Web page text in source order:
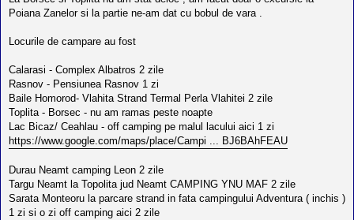
r
u
o
e
d
i
n
R
o
m
a
n
a
Poiana Zanelor si la partie ne-am dat cu bobul de vara .
Locurile de campare au fost
Calarasi - Complex Albatros 2 zile
Rasnov - Pensiunea Rasnov 1 zi
Baile Homorod- Vlahita Strand Termal Perla Vlahitei 2 zile
Toplita - Borsec - nu am ramas peste noapte
Lac Bicaz/ Ceahlau - off camping pe malul lacului aici 1 zi
https://www.google.com/maps/place/Campi ... BJ6BAhFEAU
Durau Neamt camping Leon 2 zile
Targu Neamt la Topolita jud Neamt CAMPING YNU MAF 2 zile
Sarata Monteoru la parcare strand in fata campingului Adventura ( inchis )
1 zi si o zi off camping aici 2 zile